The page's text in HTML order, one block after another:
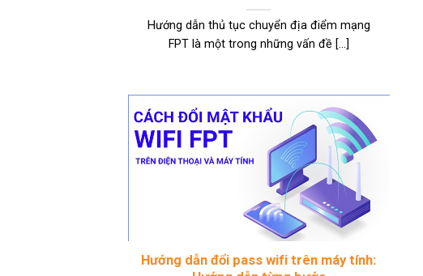
Hướng dẫn thủ tục chuyển địa điểm mạng
FPT là một trong những vấn đề [...]
Hướng dẫn đổi pass wifi trên máy tính: